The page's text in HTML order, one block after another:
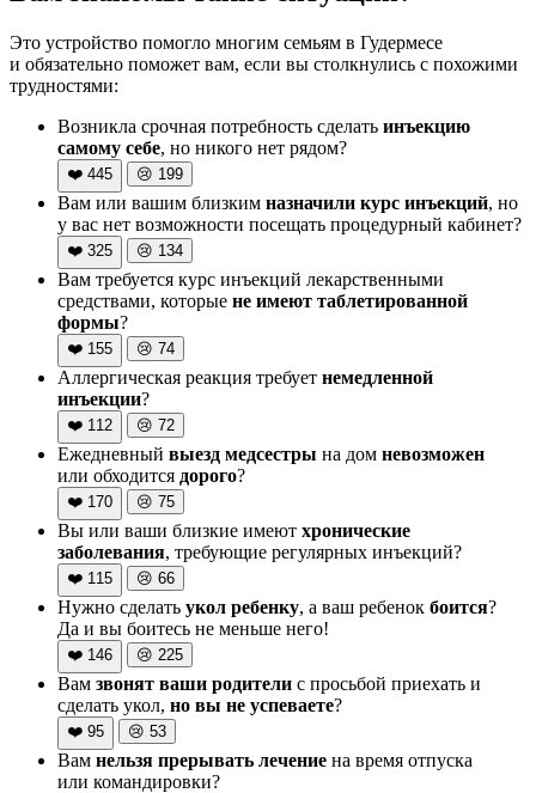
Это устройство помогло многим семьям в Гудермесе
и обязательно поможет вам, если вы столкнулись с похожими
трудностями:
Возникла срочная потребность сделать инъекцию
самому себе, но никого нет рядом?
❤️ 445 😢 199
Вам или вашим близким назначили курс инъекций, но
у вас нет возможности посещать процедурный кабинет?
❤️ 325 😢 134
Вам требуется курс инъекций лекарственными
средствами, которые не имеют таблетированной
формы?
❤️ 155 😢 74
Аллергическая реакция требует немедленной
инъекции?
❤️ 112 😢 72
Ежедневный выезд медсестры на дом невозможен
или обходится дорого?
❤️ 170 😢 75
Вы или ваши близкие имеют хронические
заболевания, требующие регулярных инъекций?
❤️ 115 😢 66
Нужно сделать укол ребенку, а ваш ребенок боится?
Да и вы боитесь не меньше него!
❤️ 146 😢 225
Вам звонят ваши родители с просьбой приехать и
сделать укол, но вы не успеваете?
❤️ 95 😢 53
Вам нельзя прерывать лечение на время отпуска
или командировки?